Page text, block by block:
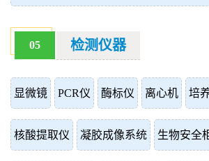
05 检测仪器
显微镜 PCR仪 酶标仪 离心机 培
核酸提取仪 凝胶成像系统 生物安全